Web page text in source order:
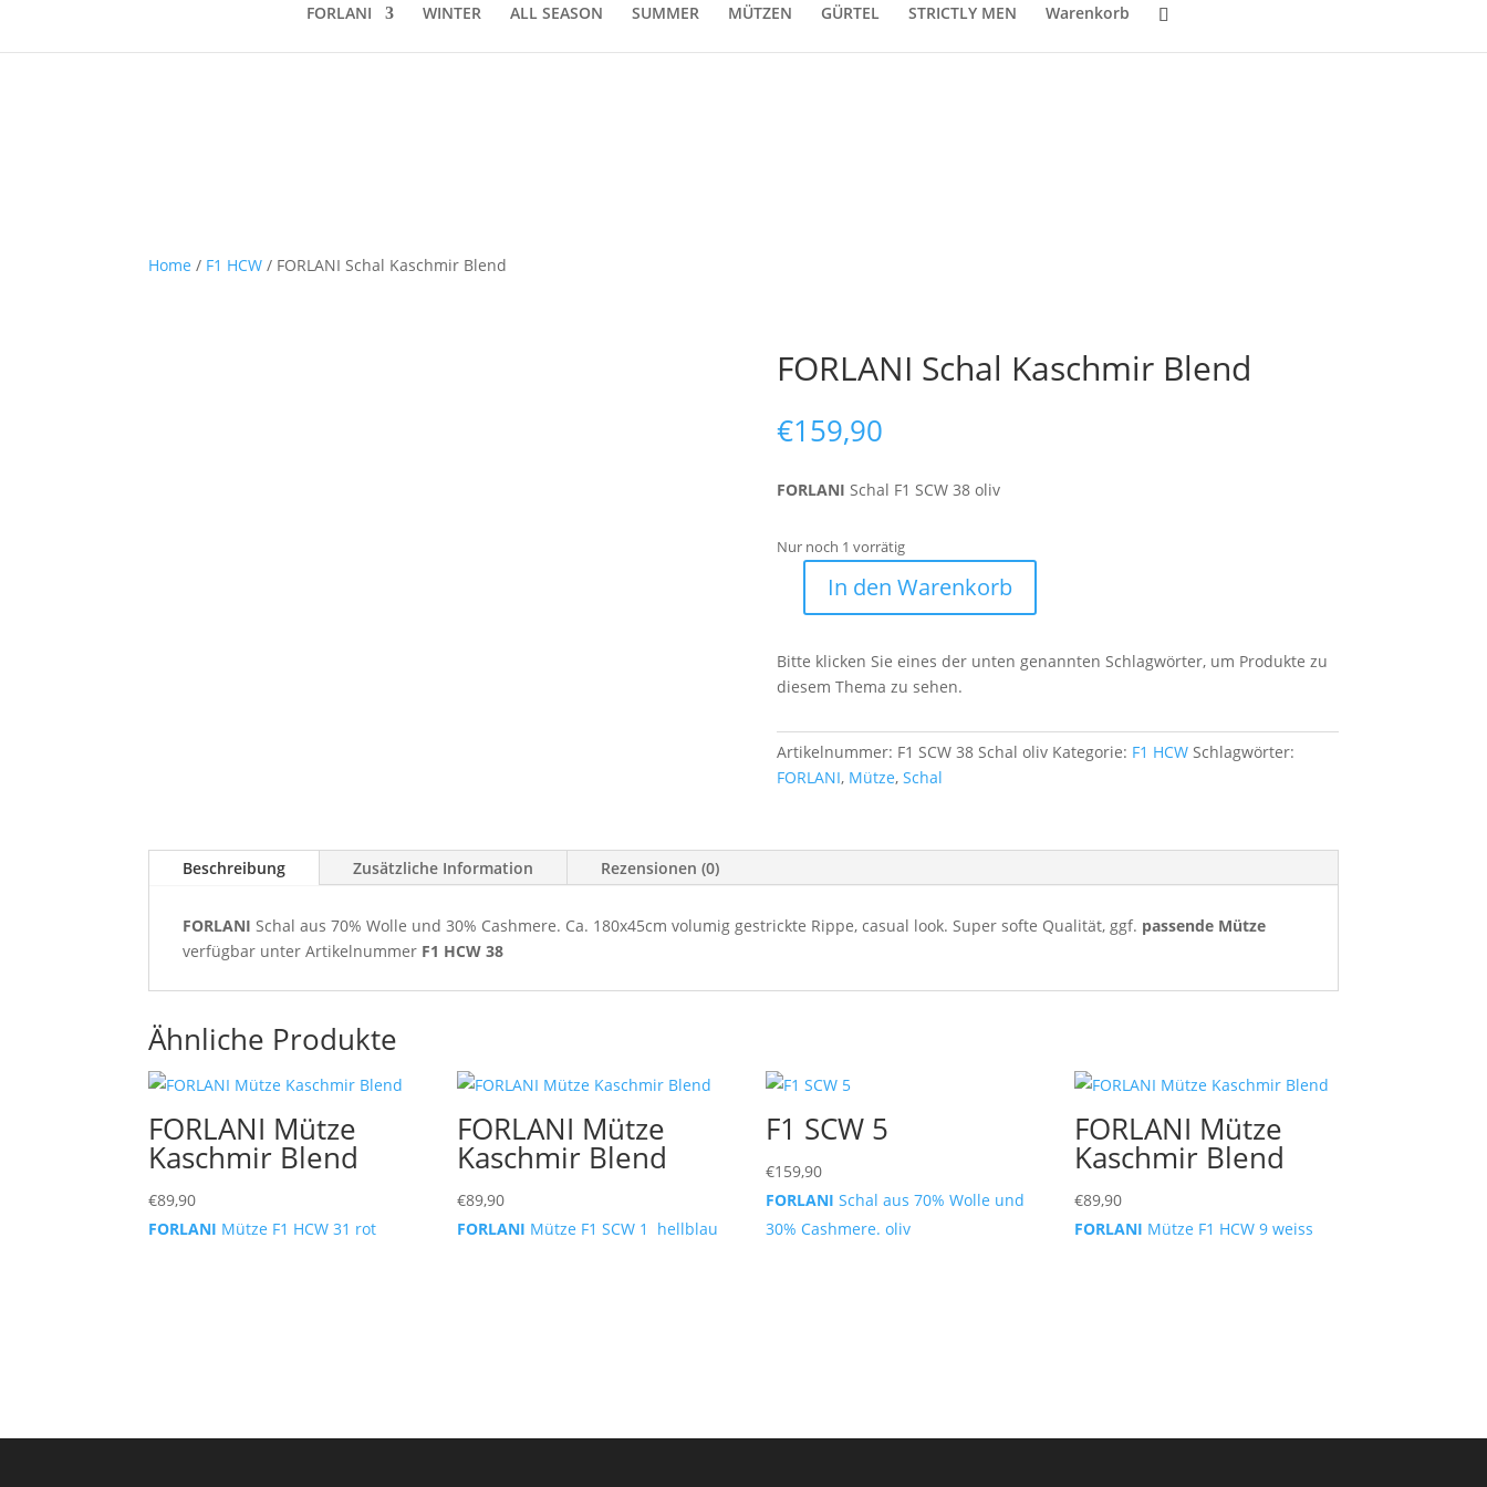
FORLANI WINTER ALL SEASON SUMMER MÜTZEN GÜRTEL STRICTLY MEN Warenkorb
Home / F1 HCW / FORLANI Schal Kaschmir Blend
FORLANI Schal Kaschmir Blend
€159,90
FORLANI Schal F1 SCW 38 oliv
Nur noch 1 vorrätig
FORLANI
Kaschmir
Blend
In den Warenkorb
Bitte klicken Sie eines der unten genannten Schlagwörter, um Produkte zu
diesem Thema zu sehen.
Artikelnummer: F1 SCW 38 Schal oliv Kategorie: F1 HCW Schlagwörter:
FORLANI, Mütze, Schal
Beschreibung Zusätzliche Information Rezensionen (0)
FORLANISchal aus 70% Wolle und 30% Cashmere. Ca. 180x45cm volumig gestrickte Rippe, casual look. Super softe Qualität, ggf. passende Mütze
verfügbar unter Artikelnummer F1 HCW 38
Ähnliche Produkte
FORLANI Mütze
Kaschmir Blend
€89,90
FORLANI Mütze F1 HCW 31 rot
FORLANI Mütze
Kaschmir Blend
€89,90
FORLANI Mütze F1 SCW 1 hellblau
F1 SCW 5
€159,90
FORLANISchal aus 70% Wolle und
30% Cashmere. oliv
FORLANI Mütze
Kaschmir Blend
€89,90
FORLANI Mütze F1 HCW 9 weiss